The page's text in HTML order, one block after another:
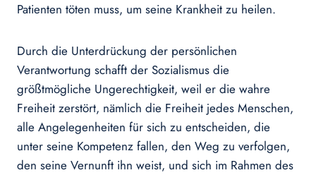
Patienten töten muss, um seine Krankheit zu heilen.
Durch die Unterdrückung der persönlichen
Verantwortung schafft der Sozialismus die
größtmögliche Ungerechtigkeit, weil er die wahre
Freiheit zerstört, nämlich die Freiheit jedes Menschen,
alle Angelegenheiten für sich zu entscheiden, die
unter seine Kompetenz fallen, den Weg zu verfolgen,
den seine Vernunft ihn weist, und sich im Rahmen des